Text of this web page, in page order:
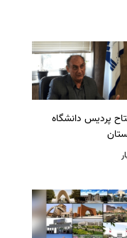
پردیس دانشگاه